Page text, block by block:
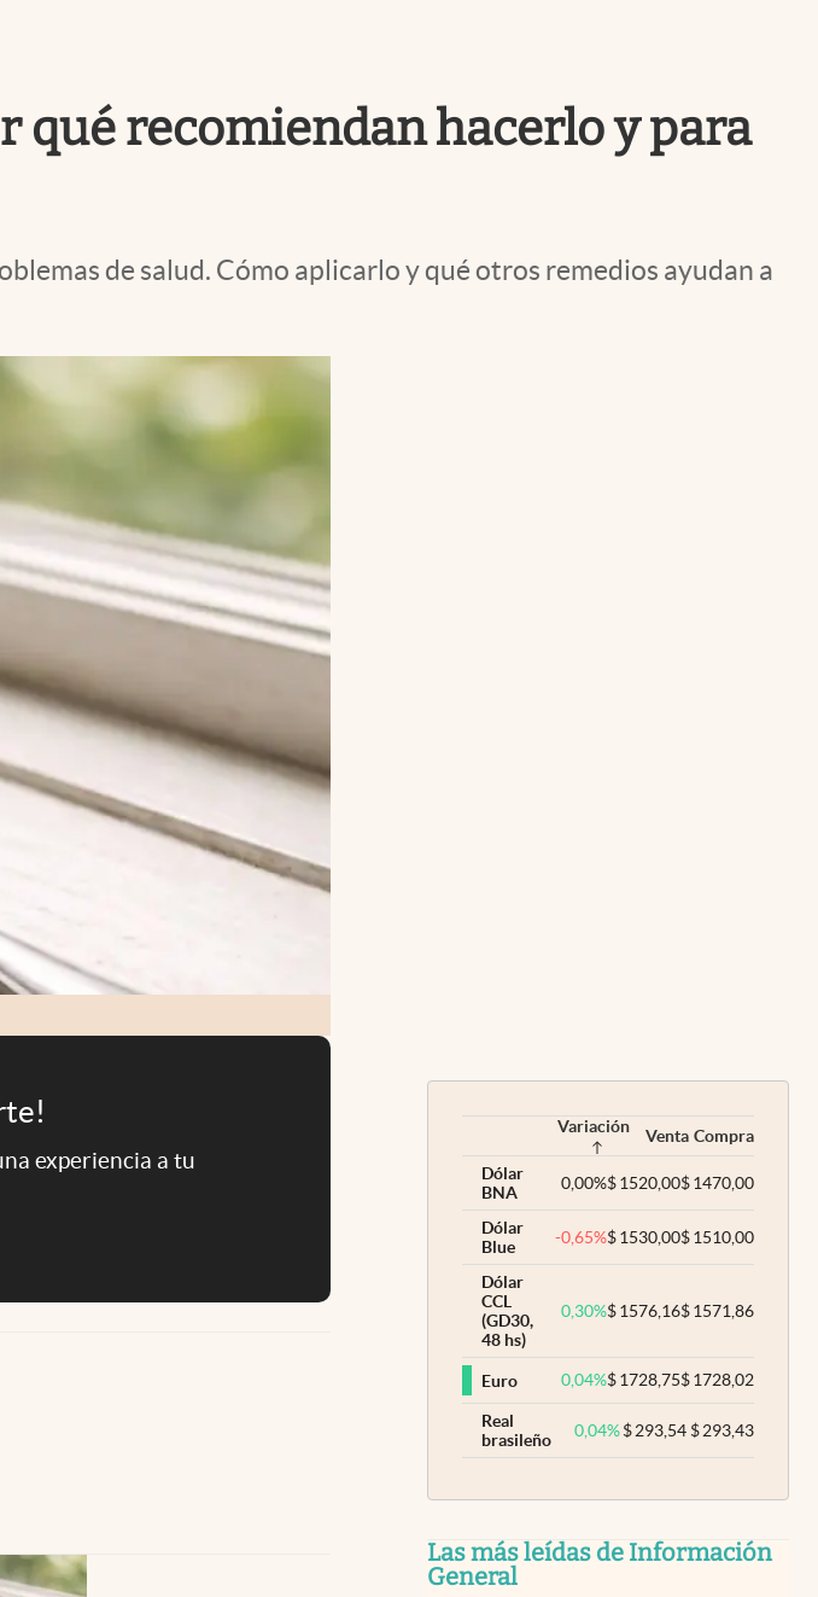
qué recomiendan hacerlo y para
de salud. Cómo aplicarlo y qué otros remedios ayudan a
experiencia a tu
Variación Venta Compra
Dólar
BNA
0,00%$1520,00$1470,00
Dólar
Blue
-0,65%$1530,00$1510,00
Dólar
CCL
(GD30,
48 hs)
0,30%$1576,16$1571,86
Euro 0,04%$1728,75$1728,02
Real
brasileño
0,04% $293,54 $293,43
Las más leídas de Información
General